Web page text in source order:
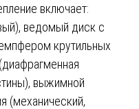
включает:
ведомый диск с
крутильных
выжимной
(механический,